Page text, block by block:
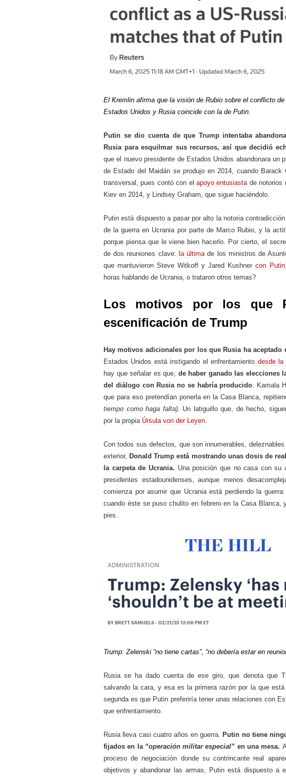
El Kremlin afirma que la visión de Rubio sobre el conflicto
Estados Unidos y Rusia coincide con la de Putin.
Putin se dio cuenta de que Trump intentaba
Rusia para esquilmar sus recursos, así que decidió
que el nuevo presidente de Estados Unidos abandonara
de Estado del Maidán se produjo en 2014, cuando
transversal, pues contó con el apoyo entusiasta de notorios
Kiev en 2014, y Lindsey Graham, que sigue haciéndolo.
Putin está dispuesto a pasar por alto la notoria
de la guerra en Ucrania por parte de Marco Rubio, y la
porque piensa que le viene bien hacerlo. Por cierto, el
de dos reuniones clave: la última de los ministros de
que mantuvieron Steve Witkoff y Jared Kushnercon
horas hablando de Ucrania, o trataron otros temas?
Los motivos por los que
escenificación de Trump
Hay motivos adicionales por los que Rusia ha aceptado
Estados Unidos está instigando el enfrentamiento desde la
hay que señalar es que, de haber ganado las elecciones
del diálogo con Rusia no se habría producido . Kamala
que para eso pretendían ponerla en la Casa Blanca,
tiempo como haga falta). Un latiguillo que, de hecho,
por la propia Úrsula von der Leyen
Con todos sus defectos, que son innumerables,
exterior,Donald Trump está mostrando unas dosis de
la carpeta de Ucrania. Una posición que no casa con su
presidentes estadounidenses, aunque menos
comienza por asumir que Ucrania está perdiendo la guerra:
cuando éste se puso chulito en febrero en la Casa Blanca,
pies.
Trump: Zelenski “no tiene cartas”, “no debería estar en
Rusia se ha dado cuenta de ese giro, que denota que
salvando la cara, y esa es la primera razón por la que
segunda es que Putin preferiría tener unas relaciones con
que enfrentamiento.
Rusia lleva casi cuatro años en guerra.Putin no tiene
fijados en la “operación militar especial” en una mesa.
proceso de negociación donde su contrincante real
objetivos y abandonar las armas, Putin está dispuesto a